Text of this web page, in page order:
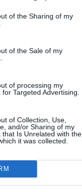
of the Sharing of my
of the Sale of my
of processing my
Targeted Advertising.
of Collection, Use,
and/or Sharing of my
that Is Unrelated with the
it was collected.